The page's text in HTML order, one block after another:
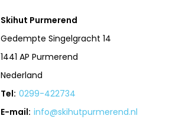
Skihut Purmerend
Gedempte Singelgracht 14
1441 AP Purmerend
Nederland
Tel: 0299-422734
E-mail: info@skihutpurmerend.nl